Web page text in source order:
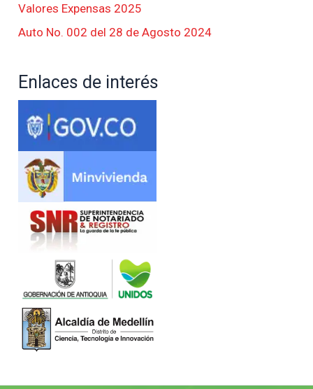
Valores Expensas 2025
Auto No. 002 del 28 de Agosto 2024
Enlaces de interés